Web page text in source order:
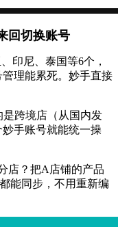
回切换账号
印尼、泰国等6个，
理能累死。妙手直接
跨境店（从国内发
手账号就能统一操
店？把A店铺的产品
能同步，不用重新编